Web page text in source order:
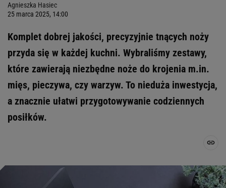
Agnieszka Hasiec
25 marca 2025, 14:00
Komplet dobrej jakości, precyzyjnie tnących noży
przyda się w każdej kuchni. Wybraliśmy zestawy,
które zawierają niezbędne noże do krojenia m.in.
mięs, pieczywa, czy warzyw. To nieduża inwestycja,
a znacznie ułatwi przygotowywanie codziennych
posiłków.